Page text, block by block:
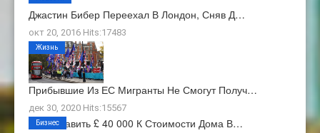
Джастин Бибер Переехал В Лондон, Сняв Д…
окт 20, 2016 Hits:17483
Прибывшие Из ЕС Мигранты Не Смогут Получ…
дек 30, 2020 Hits:15567
Жизнь
Как Добавить £ 40 000 К Стоимости Дома В…
Бизнес